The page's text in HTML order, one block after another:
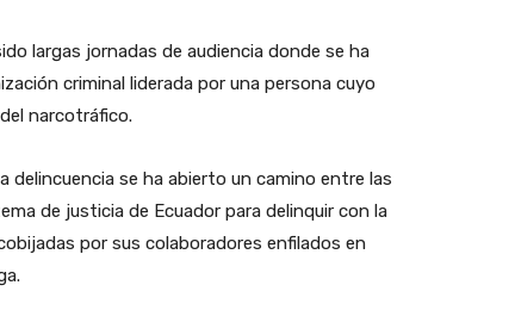
largas jornadas de audiencia donde se ha
criminal liderada por una persona cuyo
narcotráfico.
delincuencia se ha abierto un camino entre las
de justicia de Ecuador para delinquir con la
por sus colaboradores enfilados en